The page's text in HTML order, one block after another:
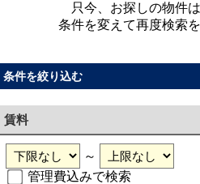
只今、お探しの物件
条件を変えて再度検索
条件を絞り込む
賃料
～
管理費込みで検索